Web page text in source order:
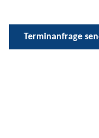
Terminanfrage